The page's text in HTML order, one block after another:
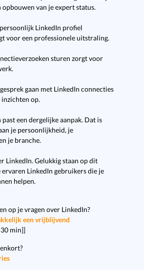
van je expert status.
LinkedIn profiel
voor een professionele uitstraling.
sturen zorgt voor
gaan met LinkedIn connecties
op.
een dergelijke aanpak. Dat is
je persoonlijkheid, je
je branche.
LinkedIn. Gelukkig staan op dit
LinkedIn gebruikers die je
helpen.
op je vragen over LinkedIn?
een vrijblijvend
min]]